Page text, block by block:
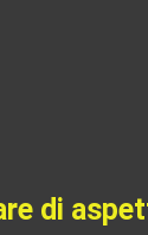
di